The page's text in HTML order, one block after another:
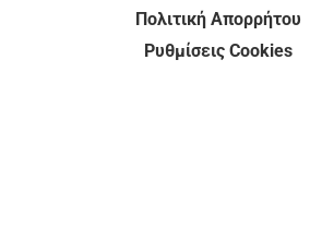
Πολιτική Απορρήτου
Ρυθμίσεις Cookies